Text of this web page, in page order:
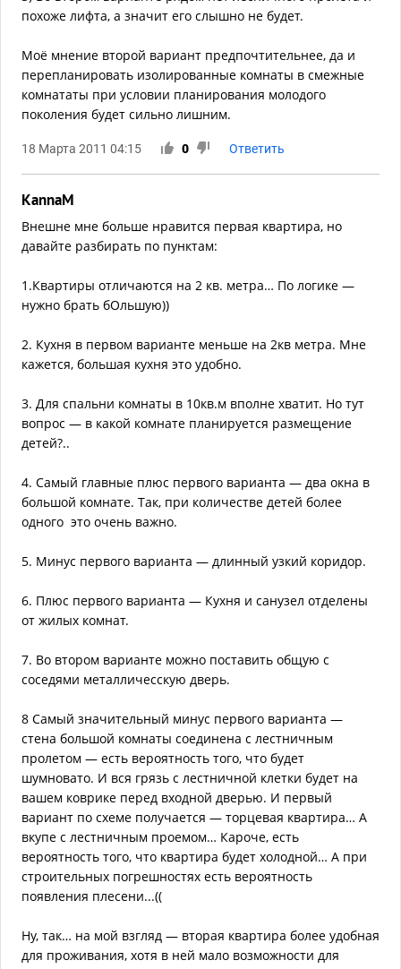
похоже лифта, а значит его слышно не будет.
Моё мнение второй вариант предпочтительнее, да и
перепланировать изолированные комнаты в смежные
комнататы при условии планирования молодого
поколения будет сильно лишним.
18 Марта 2011 04:15 0 Ответить
KannaM
Внешне мне больше нравится первая квартира, но
давайте разбирать по пунктам:
1.Квартиры отличаются на 2 кв. метра… По логике —
нужно брать бОльшую))
2. Кухня в первом варианте меньше на 2кв метра. Мне
кажется, большая кухня это удобно.
3. Для спальни комнаты в 10кв.м вполне хватит. Но тут
вопрос — в какой комнате планируется размещение
детей?..
4. Самый главные плюс первого варианта — два окна в
большой комнате. Так, при количестве детей более
одного это очень важно.
5. Минус первого варианта — длинный узкий коридор.
6. Плюс первого варианта — Кухня и санузел отделены
от жилых комнат.
7. Во втором варианте можно поставить общую с
соседями металличесскую дверь.
8 Самый значительный минус первого варианта —
стена большой комнаты соединена с лестничным
пролетом — есть вероятность того, что будет
шумновато. И вся грязь с лестничной клетки будет на
вашем коврике перед входной дверью. И первый
вариант по схеме получается — торцевая квартира… А
вкупе с лестничным проемом… Кароче, есть
вероятность того, что квартира будет холодной… А при
строительных погрешностях есть вероятность
появления плесени...((
Ну, так… на мой взгляд — вторая квартира более удобная
для проживания, хотя в ней мало возможности для